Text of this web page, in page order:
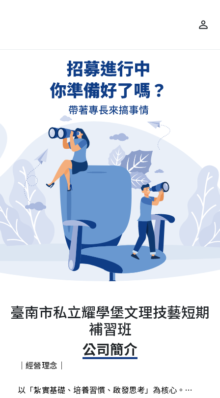
臺南市私立耀學堡文理技藝短期
補習班
公司簡介
｜經營理念｜
以「紮實基礎、培養習慣、啟發思考」為核心。